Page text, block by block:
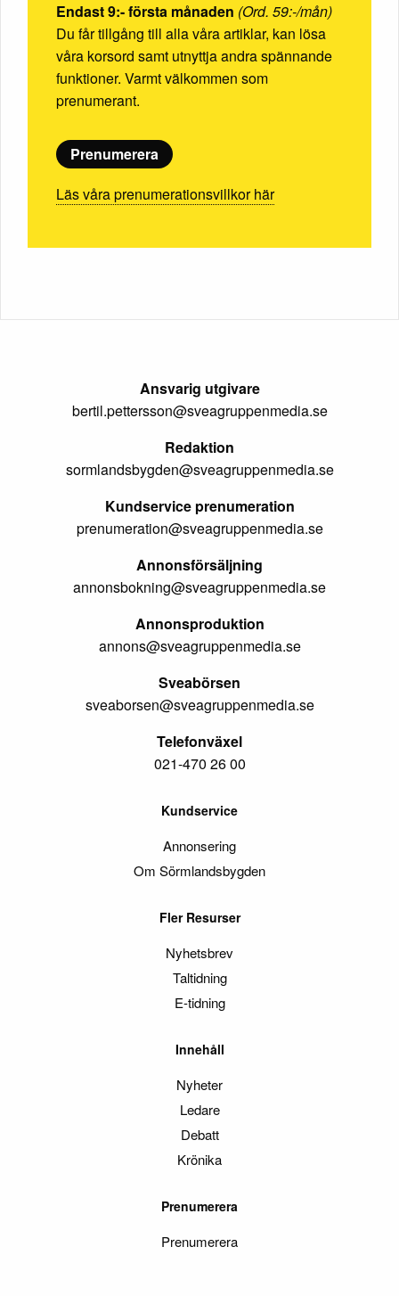
Endast 9:- första månaden (Ord. 59:-/mån)
Du får tillgång till alla våra artiklar, kan lösa
våra korsord samt utnyttja andra spännande
funktioner. Varmt välkommen som
prenumerant.
Prenumerera
Läs våra prenumerationsvillkor här
Ansvarig utgivare
bertil.pettersson@sveagruppenmedia.se
Redaktion
sormlandsbygden@sveagruppenmedia.se
Kundservice prenumeration
prenumeration@sveagruppenmedia.se
Annonsförsäljning
annonsbokning@sveagruppenmedia.se
Annonsproduktion
annons@sveagruppenmedia.se
Sveabörsen
sveaborsen@sveagruppenmedia.se
Telefonväxel
021-470 26 00
Kundservice
Annonsering
Om Sörmlandsbygden
Fler Resurser
Nyhetsbrev
Taltidning
E-tidning
Innehåll
Nyheter
Ledare
Debatt
Krönika
Prenumerera
Prenumerera